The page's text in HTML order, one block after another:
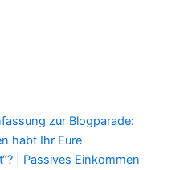
zur Blogparade:
habt Ihr Eure
| Passives Einkommen